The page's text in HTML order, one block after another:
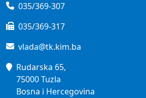
035/369-307
035/369-317
vlada@tk.kim.ba
Rudarska 65,
75000 Tuzla
Bosna i Hercegovina